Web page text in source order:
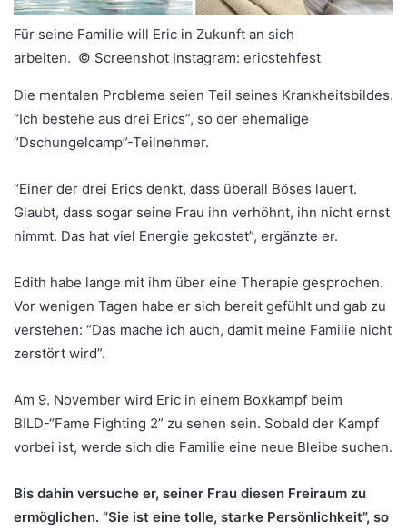
Für seine Familie will Eric in Zukunft an sich
arbeiten. © Screenshot Instagram: ericstehfest
Die mentalen Probleme seien Teil seines Krankheitsbildes.
“Ich bestehe aus drei Erics”, so der ehemalige
“Dschungelcamp”-Teilnehmer.
“Einer der drei Erics denkt, dass überall Böses lauert.
Glaubt, dass sogar seine Frau ihn verhöhnt, ihn nicht ernst
nimmt. Das hat viel Energie gekostet”, ergänzte er.
Edith habe lange mit ihm über eine Therapie gesprochen.
Vor wenigen Tagen habe er sich bereit gefühlt und gab zu
verstehen: “Das mache ich auch, damit meine Familie nicht
zerstört wird”.
Am 9. November wird Eric in einem Boxkampf beim
BILD-“Fame Fighting 2” zu sehen sein. Sobald der Kampf
vorbei ist, werde sich die Familie eine neue Bleibe suchen.
Bis dahin versuche er, seiner Frau diesen Freiraum zu
ermöglichen. “Sie ist eine tolle, starke Persönlichkeit”, so